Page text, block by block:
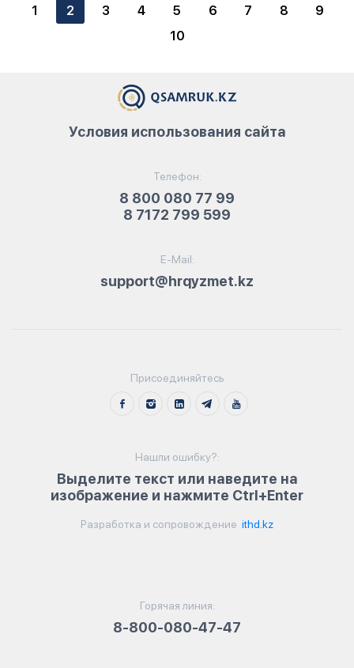
1 2 3 4 5 6 7 8
9
10
Телефон:
8 800 080 77 99
8 7172 799 599
E-Mail:
support@hrqyzmet.kz
Условия использования сайта
Присоединяйтесь
Нашли ошибку?:
Выделите текст или наведите на
изображение и нажмите Ctrl+Enter
Разработка и сопровождение ithd.kz
Горячая линия:
8-800-080-47-47